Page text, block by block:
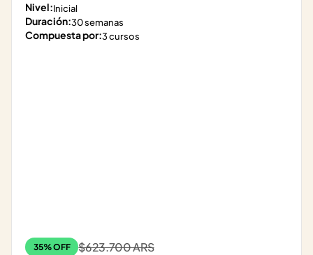
Nivel:Inicial
Duración:30 semanas
Compuesta por:3 cursos
35% OFF $623.700 ARS